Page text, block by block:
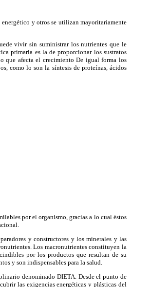
y otros se utilizan mayoritariamente
vivir sin suministrar los nutrientes que le
primaria es la de proporcionar los sustratos
que afecta el crecimiento De igual forma los
como lo son la síntesis de proteínas, ácidos
por el organismo, gracias a lo cual éstos
y constructores y los minerales y las
Los macronutrientes constituyen la
por los productos que resultan de su
y son indispensables para la salud.
denominado DIETA. Desde el punto de
las exigencias energéticas y plásticas del